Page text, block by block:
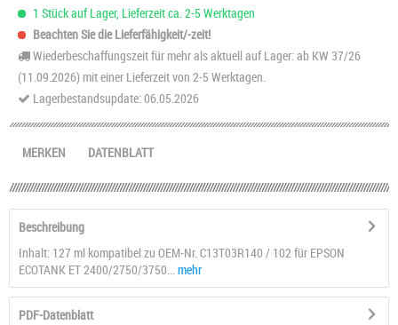
1 Stück auf Lager, Lieferzeit ca. 2-5 Werktagen
Beachten Sie die Lieferfähigkeit/-zeit!
Wiederbeschaffungszeit für mehr als aktuell auf Lager: ab KW 37/26
(11.09.2026) mit einer Lieferzeit von 2-5 Werktagen.
Lagerbestandsupdate: 06.05.2026
DATENBLATT
MERKEN
Beschreibung
Inhalt: 127 ml kompatibel zu OEM-Nr. C13T03R140 / 102 für EPSON
ECOTANK ET 2400/2750/3750...
mehr
PDF-Datenblatt